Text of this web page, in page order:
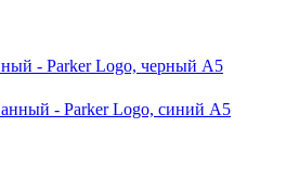
- Parker Logo, черный А5